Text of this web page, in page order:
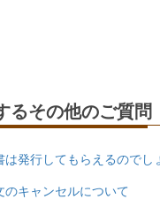
るその他のご質問
は発行してもらえるのでし
のキャンセルについて